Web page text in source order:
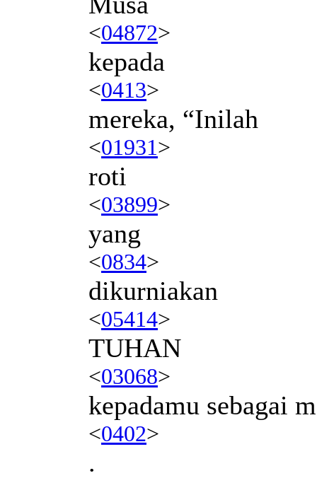
<04872>
kepada
<0413>
mereka, “Inilah
<01931>
roti
<03899>
yang
<0834>
dikurniakan
<05414>
TUHAN
<03068>
kepadamu sebagai
<0402>
.